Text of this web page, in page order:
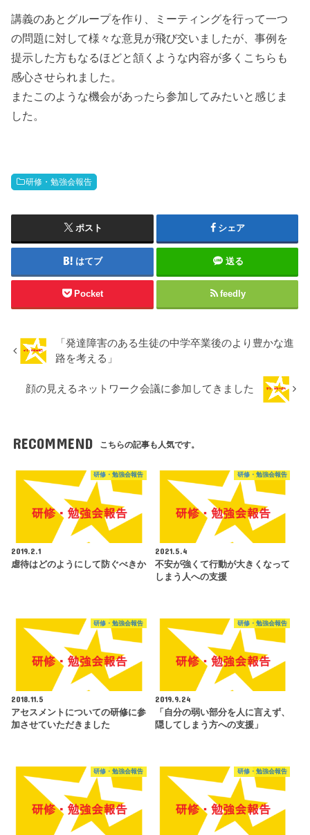
講義のあとグループを作り、ミーティングを行って一つ
の問題に対して様々な意見が飛び交いましたが、事例を
提示した方もなるほどと頷くような内容が多くこちらも
感心させられました。
またこのような機会があったら参加してみたいと感じま
した。
研修・勉強会報告
ポスト シェア
はてブ 送る
Pocket feedly
「発達障害のある生徒の中学卒業後のより豊かな進
路を考える」
顔の見えるネットワーク会議に参加してきました
RECOMMEND こちらの記事も人気です。
研修・勉強会報告
2019.2.1
虐待はどのようにして防ぐべきか
研修・勉強会報告
2021.5.4
不安が強くて行動が大きくなって
しまう人への支援
研修・勉強会報告
2018.11.5
アセスメントについての研修に参
加させていただきました
研修・勉強会報告
2019.9.24
「自分の弱い部分を人に言えず、
隠してしまう方への支援」
研修・勉強会報告 研修・勉強会報告